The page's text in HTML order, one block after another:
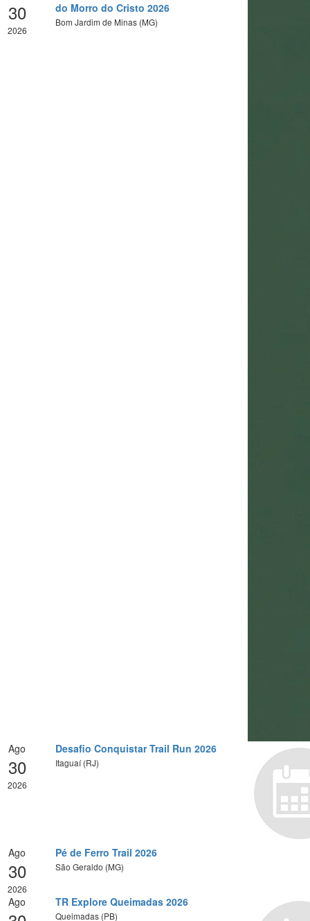
30
2026
do Morro do Cristo 2026
Bom Jardim de Minas (MG)
Ago
30
2026
Desafio Conquistar Trail Run 2026
Itaguaí (RJ)
Ago
30
2026
Pé de Ferro Trail 2026
São Geraldo (MG)
Ago TR Explore Queimadas 2026
Queimadas (PB)